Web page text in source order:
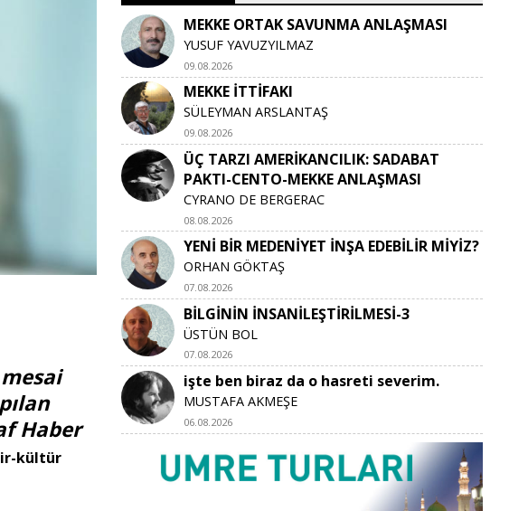
Haber
kültür
MEKKE ORTAK SAVUNMA ANLAŞMASI
YUSUF YAVUZYILMAZ
09.08.2026
MEKKE İTTİFAKI
SÜLEYMAN ARSLANTAŞ
09.08.2026
ÜÇ TARZI AMERİKANCILIK: SADABAT
PAKTI-CENTO-MEKKE ANLAŞMASI
CYRANO DE BERGERAC
08.08.2026
YENİ BİR MEDENİYET İNŞA EDEBİLİR MİYİZ?
ORHAN GÖKTAŞ
07.08.2026
BİLGİNİN İNSANİLEŞTİRİLMESİ-3
ÜSTÜN BOL
07.08.2026
işte ben biraz da o hasreti severim.
MUSTAFA AKMEŞE
06.08.2026